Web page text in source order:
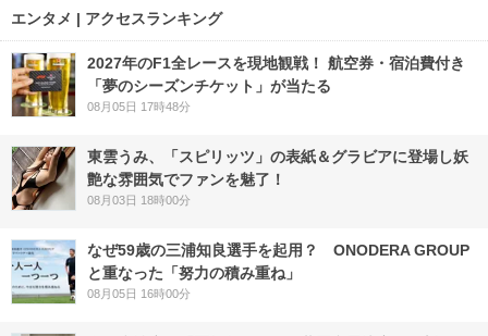
エンタメ | アクセスランキング
2027年のF1全レースを現地観戦！ 航空券・宿泊費付き
「夢のシーズンチケット」が当たる
08月05日 17時48分
東雲うみ、「スピリッツ」の表紙＆グラビアに登場し妖
艶な雰囲気でファンを魅了！
08月03日 18時00分
なぜ59歳の三浦知良選手を起用？ ONODERA GROUP
と重なった「努力の積み重ね」
08月05日 16時00分